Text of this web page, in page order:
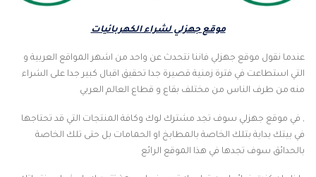
موقع جهزلي لشراء الكهربائيات
عندما نقول موقع جهزلي فاننا نتحدث عن واحد من اشهر المواقع العربية و
التي استطاعت في فترة زمنية قصيرة جدا تحقيق اقبال كبير جدا على الشراء
منه من طرف الناس من مختلف بقاع و قطاع العالم العربي
, في موقع جهزلي سوف تجد مشترك لوك وكافة المنتجات التي قد تحتاجها
في بيتك بداية بتلك الخاصة بالمطابخ او الحمامات بل حتى تلك الخاصة
بالحدائق سوف تجدها في هذا الموقع الرائع